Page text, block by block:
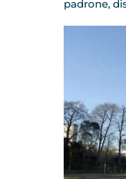
padrone,